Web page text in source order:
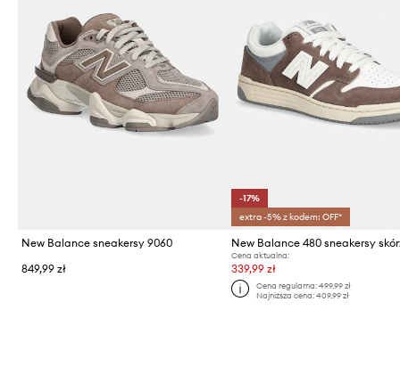
New Balance sneakersy 9060
849,99 zł
-17%
extra -5% z kodem: OFF*
New Balance 480 sneakersy
Cena aktualna:
339,99 zł
Cena regularna: 499,99 zł
Najniższa cena: 409,99 zł